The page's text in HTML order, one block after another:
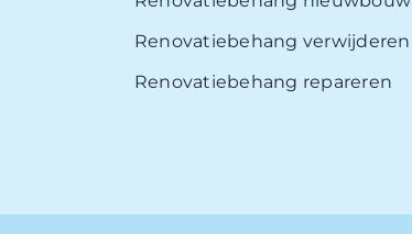
Renovatiebehang verwijderen
Renovatiebehang repareren